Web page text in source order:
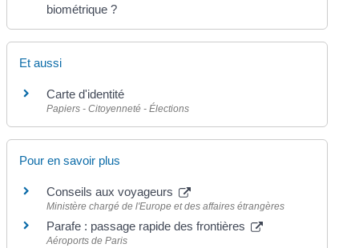
biométrique ?
Et aussi
Carte d'identité
Papiers - Citoyenneté - Élections
Pour en savoir plus
Conseils aux voyageurs
Ministère chargé de l'Europe et des affaires étrangères
Parafe : passage rapide des frontières
Aéroports de Paris